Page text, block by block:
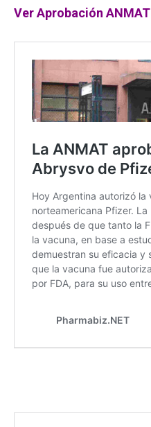
Ver Aprobación ANMAT